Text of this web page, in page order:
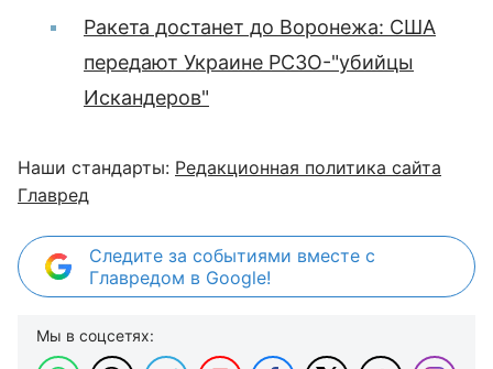
Ракета достанет до Воронежа: США
передают Украине РСЗО-"убийцы
Искандеров"
Наши стандарты: Редакционная политика сайта
Главред
Следите за событиями вместе с
Главредом в Google!
Мы в соцсетях: